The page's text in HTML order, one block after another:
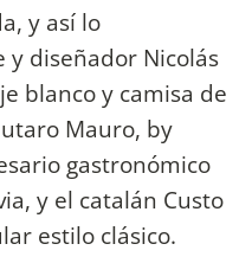
y así lo
diseñador Nicolás
blanco y camisa de
Mauro, by
gastronómico
y el catalán Custo
estilo clásico.